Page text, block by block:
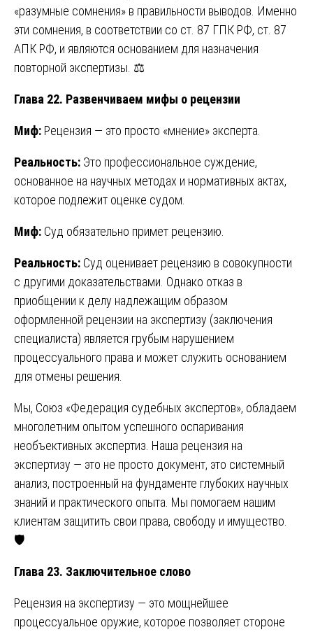
«разумные сомнения» в правильности выводов. Именно
эти сомнения, в соответствии со ст. 87 ГПК РФ, ст. 87
АПК РФ, и являются основанием для назначения
повторной экспертизы. ⚖️
Глава 22. Развенчиваем мифы о рецензии
Миф: Рецензия — это просто «мнение» эксперта.
Реальность: Это профессиональное суждение,
основанное на научных методах и нормативных актах,
которое подлежит оценке судом.
Миф: Суд обязательно примет рецензию.
Реальность: Суд оценивает рецензию в совокупности
с другими доказательствами. Однако отказ в
приобщении к делу надлежащим образом
оформленной рецензии на экспертизу (заключения
специалиста) является грубым нарушением
процессуального права и может служить основанием
для отмены решения.
Мы, Союз «Федерация судебных экспертов», обладаем
многолетним опытом успешного оспаривания
необъективных экспертиз. Наша рецензия на
экспертизу — это не просто документ, это системный
анализ, построенный на фундаменте глубоких научных
знаний и практического опыта. Мы помогаем нашим
клиентам защитить свои права, свободу и имущество.
🛡️
Глава 23. Заключительное слово
Рецензия на экспертизу — это мощнейшее
процессуальное оружие, которое позволяет стороне